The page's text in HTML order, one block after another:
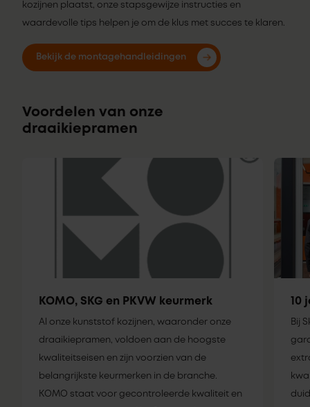
kozijnen plaatst, onze stapsgewijze instructies en
waardevolle tips helpen je om de klus met succes te klaren.
Bekijk de montagehandleidingen
Voordelen van onze
draaikiepramen
KOMO, SKG en PKVW keurmerk
Al onze kunststof kozijnen, waaronder onze
draaikiepramen, voldoen aan de hoogste
kwaliteitseisen en zijn voorzien van de
belangrijkste keurmerken in de branche.
KOMO staat voor gecontroleerde kwaliteit en
10
Bij